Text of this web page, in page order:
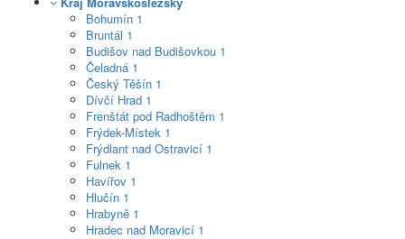
Bohumín 1
Bruntál 1
Budišov nad Budišovkou 1
Čeladná 1
Český Těšín 1
Dívčí Hrad 1
Frenštát pod Radhoštěm 1
Frýdek-Místek 1
Frýdlant nad Ostravicí 1
Fulnek 1
Havířov 1
Hlučín 1
Hrabyně 1
Hradec nad Moravicí 1